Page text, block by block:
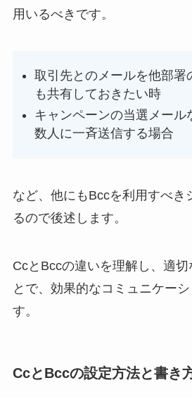
用いるべきです。
取引先とのメールを他部署
も共有しておきたい時
キャンペーンの当選メール
数人に一斉送信する場合
など、他にもBccを利用すべき
るので後述します。
CcとBccの違いを理解し、適切
とで、効果的なコミュニケー
す。
CcとBccの設定方法と書き